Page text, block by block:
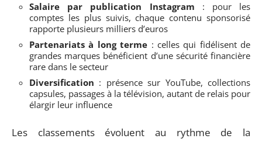
Salaire par publication Instagram : pour les
comptes les plus suivis, chaque contenu sponsorisé
rapporte plusieurs milliers d’euros
Partenariats à long terme : celles qui fidélisent de
grandes marques bénéficient d’une sécurité financière
rare dans le secteur
Diversification : présence sur YouTube, collections
capsules, passages à la télévision, autant de relais pour
élargir leur influence
Les classements évoluent au rythme de la